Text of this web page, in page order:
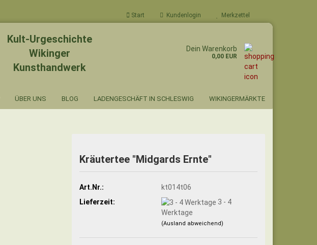
Start Kundenlogin Merkzettel
Kult-Urgeschichte
Wikinger
Kunsthandwerk
Dein Warenkorb
0,00 EUR
ÜBER UNS BLOG LADENGESCHÄFT IN SCHLESWIG WIKINGERMÄRKTE
Kräutertee "Midgards Ernte"
Art.Nr.:
kt014t06
Lieferzeit:
3 - 4
Werktage
(Ausland abweichend)